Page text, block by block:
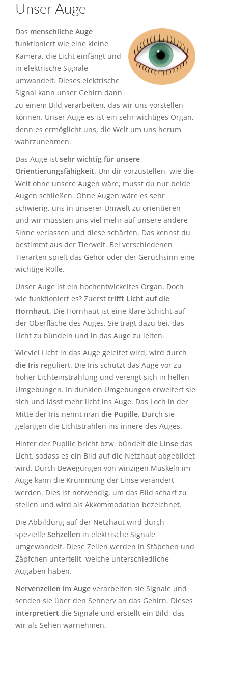
Unser Auge
Dasmenschliche Auge
funktioniert wie eine kleine
Kamera, die Licht einfängt und
in elektrische Signale
umwandelt. Dieses elektrische
Signal kann unser Gehirn dann
zu einem Bild verarbeiten, das wir uns vorstellen
können. Unser Auge es ist ein sehr wichtiges Organ,
denn es ermöglicht uns, die Welt um uns herum
Das Auge istsehr wichtig für unsere
Orientierungsfähigkeit. Um dir vorzustellen, wie die
Welt ohne unsere Augen wäre, musst du nur beide
Augen schließen. Ohne Augen wäre es sehr
schwierig, uns in unserer Umwelt zu orientieren
und wir müssten uns viel mehr auf unsere andere
Sinne verlassen und diese schärfen. Das kennst du
bestimmt aus der Tierwelt. Bei verschiedenen
Tierarten spielt das Gehör oder der Geruchsinn eine
Unser Auge ist ein hochentwickeltes Organ. Doch
wie funktioniert es? Zuersttrifft Licht auf die
Hornhaut. Die Hornhaut ist eine klare Schicht auf
der Oberfläche des Auges. Sie trägt dazu bei, das
Wieviel Licht in das Auge geleitet wird, wird durch
die Iris reguliert. Die Iris schützt das Auge vor zu
hoher Lichteinstrahlung und verengt sich in hellen
Umgebungen. In dunklen Umgebungen erweitert sie
sich und lässt mehr licht ins Auge. Das Loch in der
Mitte der Iris nennt mandie Pupille. Durch sie
Hinter der Pupille bricht bzw. bündeltdie Linsedas
Licht, sodass es ein Bild auf die Netzhaut abgebildet
wird. Durch Bewegungen von winzigen Muskeln im
Auge kann die Krümmung der Linse verändert
werden. Dies ist notwendig, um das Bild scharf zu
Die Abbildung auf der Netzhaut wird durch
spezielleSehzellenin elektrische Signale
umgewandelt. Diese Zellen werden in Stäbchen und
Zäpfchen unterteilt, welche unterschiedliche
Nervenzellen im Augeverarbeiten sie Signale und
senden sie über den Sehnerv an das Gehirn. Dieses
interpretiert die Signale und erstellt ein Bild, das